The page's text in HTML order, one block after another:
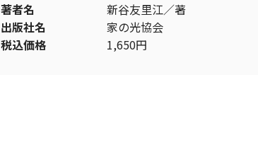
著者名
新谷友里江／著
出版社名
家の光協会
税込価格
1,650円